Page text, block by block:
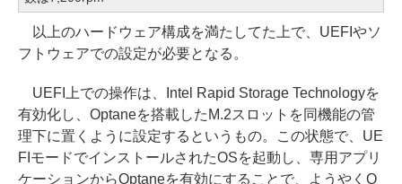
以上のハードウェア構成を満たしてた上で、UEFIやソ
フトウェアでの設定が必要となる。
UEFI上での操作は、Intel Rapid Storage Technologyを
有効化し、Optaneを搭載したM.2スロットを同機能の管
理下に置くように設定するというもの。この状態で、UE
FIモードでインストールされたOSを起動し、専用アプリ
ケーションからOptaneを有効にすることで、ようやくO